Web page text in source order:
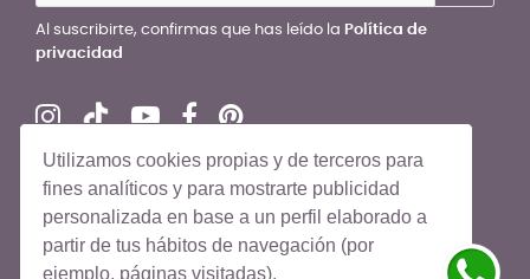
Utilizamos cookies propias y de terceros para
fines analíticos y para mostrarte publicidad
personalizada en base a un perfil elaborado a
partir de tus hábitos de navegación (por
ejemplo, páginas visitadas).
Al suscribirte, confirmas que has leído la Política de
privacidad
© El Recién Nacido 2026. Todos los derechos reservados